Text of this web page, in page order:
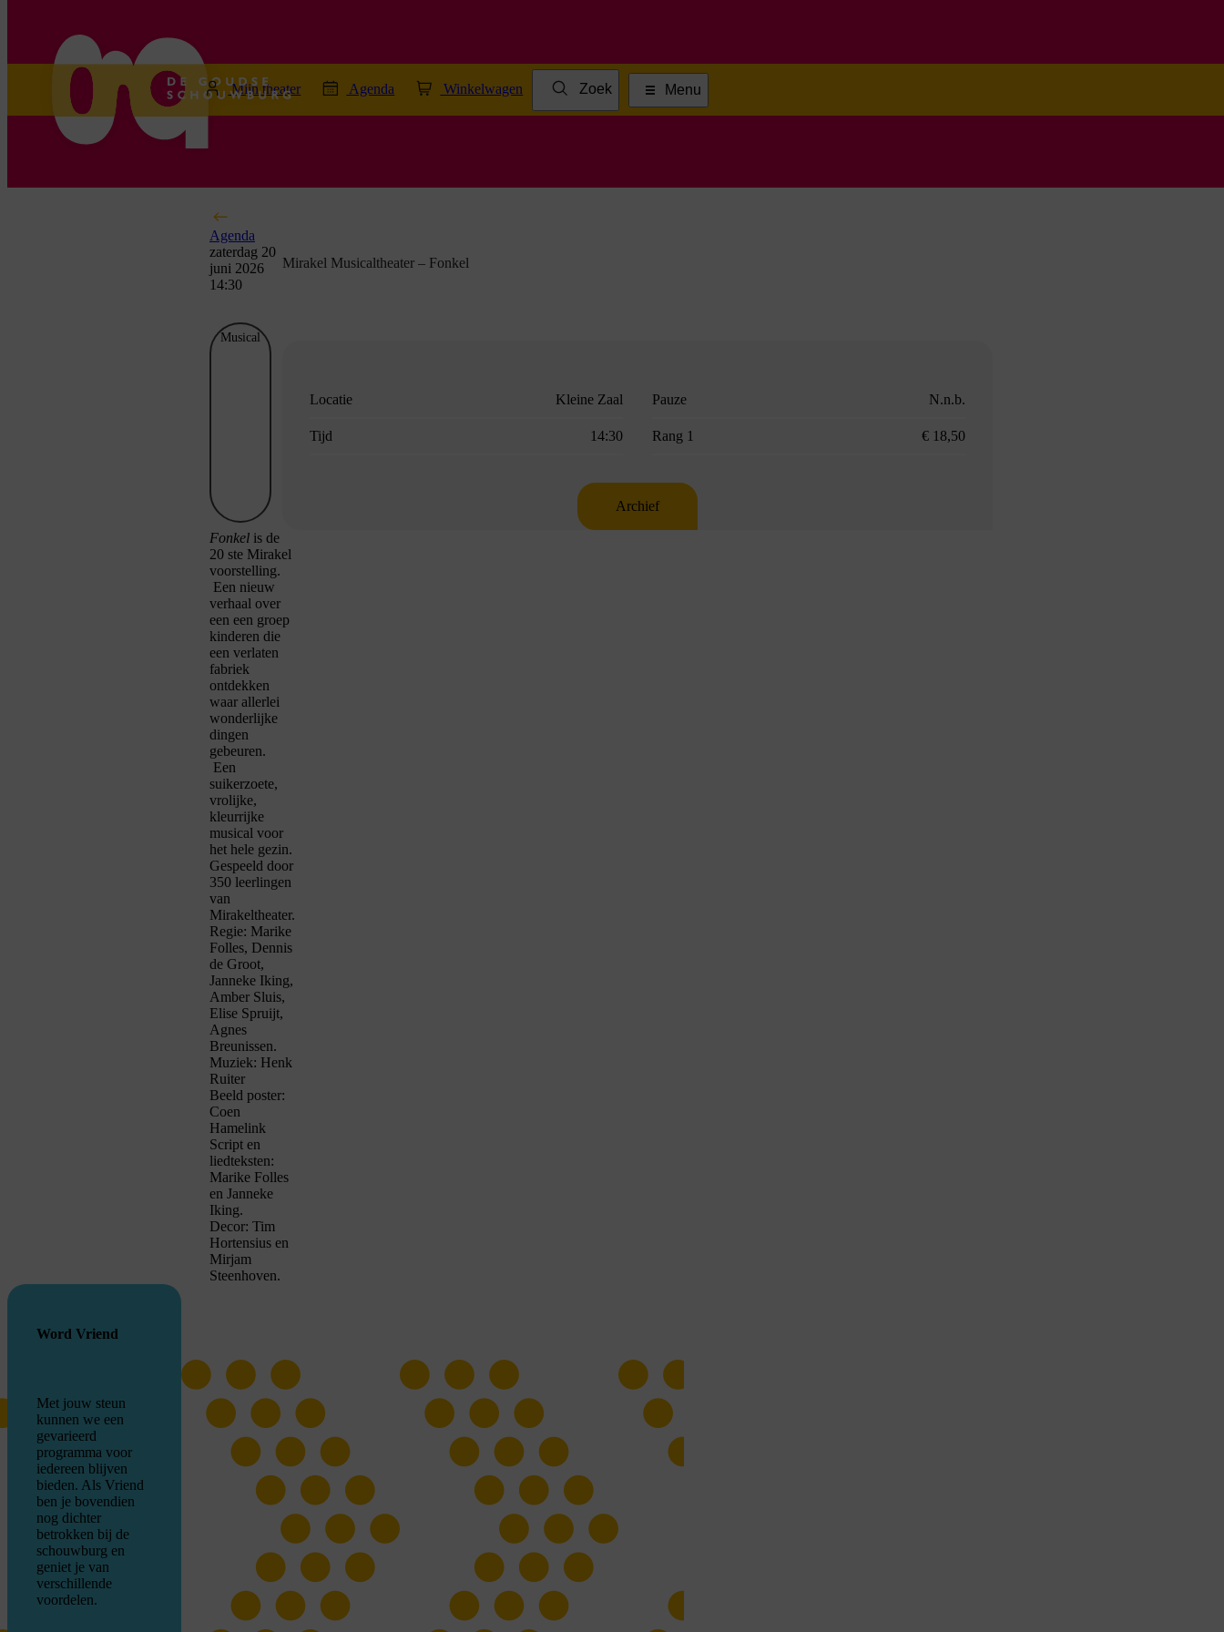
Mijn theater Agenda Winkelwagen Zoek Menu
Agenda
zaterdag 20
juni 2026
14:30
Mirakel Musicaltheater – Fonkel
Musical
Locatie Kleine Zaal
Tijd 14:30
Pauze N.n.b.
Rang 1 € 18,50
Archief
Fonkel is de
20 ste Mirakel
voorstelling.
Een nieuw
verhaal over
een een groep
kinderen die
een verlaten
fabriek
ontdekken
waar allerlei
wonderlijke
dingen
gebeuren.
Een
suikerzoete,
vrolijke,
kleurrijke
musical voor
het hele gezin.
Gespeeld door
350 leerlingen
van
Mirakeltheater.
Regie: Marike
Folles, Dennis
de Groot,
Janneke Iking,
Amber Sluis,
Elise Spruijt,
Agnes
Breunissen.
Muziek: Henk
Ruiter
Beeld poster:
Coen
Hamelink
Script en
liedteksten:
Marike Folles
en Janneke
Iking.
Decor: Tim
Hortensius en
Mirjam
Steenhoven.
Word Vriend
Met jouw steun
kunnen we een
gevarieerd
programma voor
iedereen blijven
bieden. Als Vriend
ben je bovendien
nog dichter
betrokken bij de
schouwburg en
geniet je van
verschillende
voordelen.